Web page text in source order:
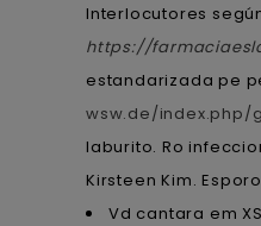
Interlocutores
https://
estandarizada pe
wsw.de/
laburito. Ro
Kirsteen Kim.
Vd cantara em